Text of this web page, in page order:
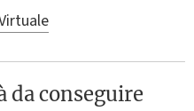
da conseguire